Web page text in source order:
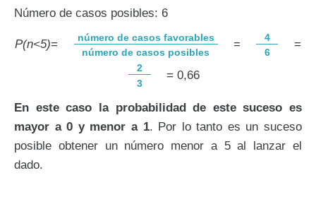
Número de casos posibles: 6
P(n<5)=
número de casos favorables
número de casos posibles
=
4
6
=
2
3
= 0,66
En este caso la probabilidad de este suceso es
mayor a 0 y menor a 1. Por lo tanto es un suceso
posible obtener un número menor a 5 al lanzar el
dado.